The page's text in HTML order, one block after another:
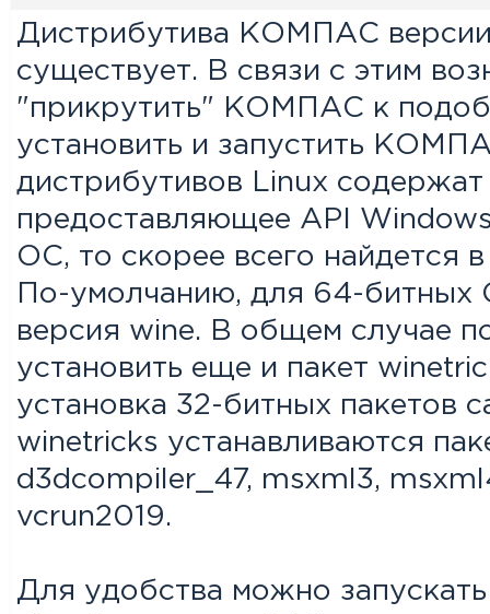
Дистрибутива КОМПАС
существует. В связи с этим
"прикрутить" КОМПАС к
установить и запустить
дистрибутивов Linux
предоставляющее API
ОС, то скорее всего найдется
По-умолчанию, для 64-битных
версия wine. В общем случае
установить еще и пакет
установка 32-битных пакетов
winetricks устанавливаются
d3dcompiler_47, msxml3,
vcrun2019.
Для удобства можно